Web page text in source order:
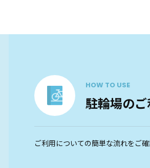
HOW TO USE
駐輪場の
ご利用についての簡単な流れをご確